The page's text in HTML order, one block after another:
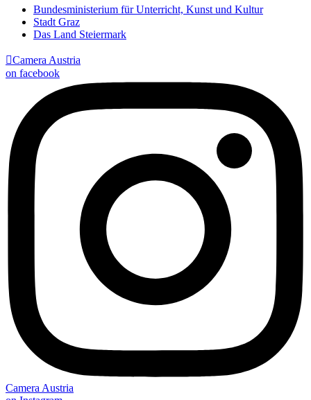
Bundesministerium für Unterricht, Kunst und Kultur
Stadt Graz
Das Land Steiermark
Camera Austria
on facebook
Camera Austria